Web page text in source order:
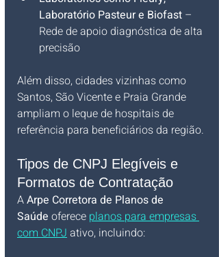
Laboratório Pasteur e Biofast –
Rede de apoio diagnóstica de alta
precisão
Além disso, cidades vizinhas como
Santos, São Vicente e Praia Grande
ampliam o leque de hospitais de
referência para beneficiários da região.
Tipos de CNPJ Elegíveis e
Formatos de Contratação
A Arpe Corretora de Planos de
Saúde oferece planos para empresas
com CNPJ ativo, incluindo: